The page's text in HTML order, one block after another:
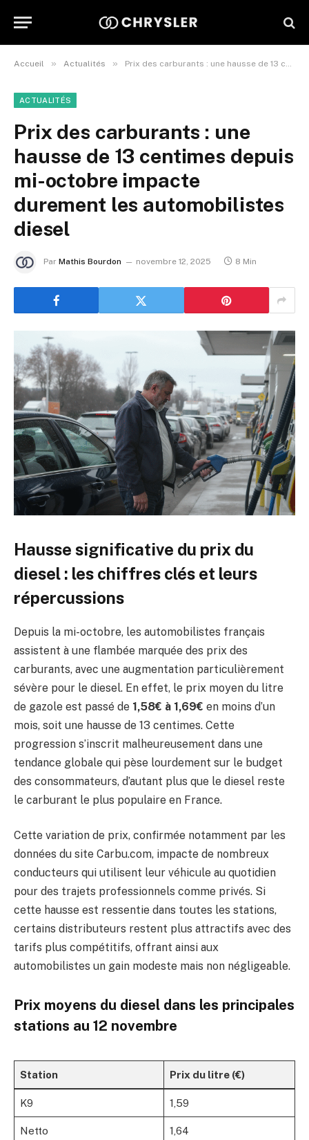
Accueil » Actualités » Prix des carburants : une hausse de 13 centimes depuis mi-octobre impacte durement les automobilistes diesel
ACTUALITÉS
Prix des carburants : une
hausse de 13 centimes depuis
mi-octobre impacte
durement les automobilistes
diesel
Par Mathis Bourdon novembre 12, 2025 8 Min
Hausse significative du prix du
diesel : les chiffres clés et leurs
répercussions
Depuis la mi-octobre, les automobilistes français
assistent à une flambée marquée des prix des
carburants, avec une augmentation particulièrement
sévère pour le diesel. En effet, le prix moyen du litre
de gazole est passé de 1,58€ à 1,69€ en moins d’un
mois, soit une hausse de 13 centimes. Cette
progression s’inscrit malheureusement dans une
tendance globale qui pèse lourdement sur le budget
des consommateurs, d’autant plus que le diesel reste
le carburant le plus populaire en France.
Cette variation de prix, confirmée notamment par les
données du site Carbu.com, impacte de nombreux
conducteurs qui utilisent leur véhicule au quotidien
pour des trajets professionnels comme privés. Si
cette hausse est ressentie dans toutes les stations,
certains distributeurs restent plus attractifs avec des
tarifs plus compétitifs, offrant ainsi aux
automobilistes un gain modeste mais non négligeable.
Prix moyens du diesel dans les principales
stations au 12 novembre
Station Prix du litre (€)
K9 1,59
Netto 1,64